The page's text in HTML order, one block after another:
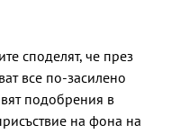
споделят, че през
все по-засилено
подобрения в
на фона на